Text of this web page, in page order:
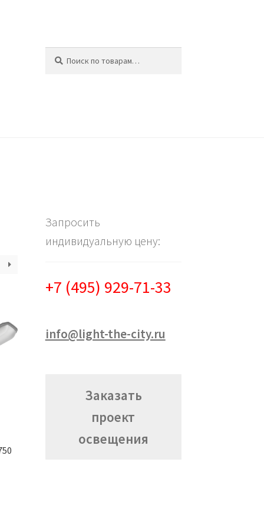
Запросить
индивидуальную цену:
+7 (495) 929-71-33
info@light-the-city.ru
Заказать
проект
освещения